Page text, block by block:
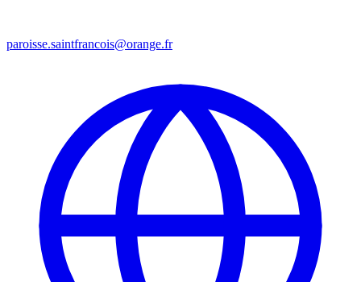
paroisse.saintfrancois@orange.fr